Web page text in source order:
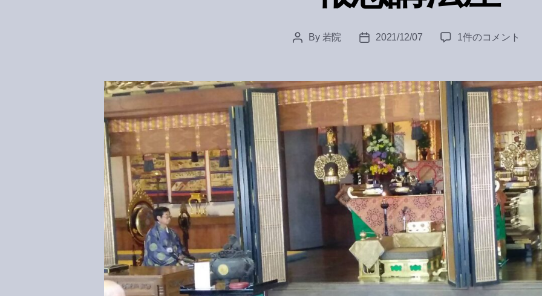
PostBy 若院
Post2021/12/07
報
法
座
へ
の
1件のコメント